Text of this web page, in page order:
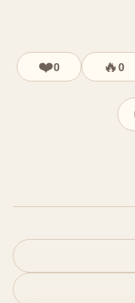
❤️0 🔥0